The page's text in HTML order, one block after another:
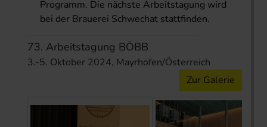
Programm. Die nächste Arbeitstagung wird
bei der Brauerei Schwechat stattfinden.
73. Arbeitstagung BÖBB
3.-5. Oktober 2024, Mayrhofen/Österreich
Zur Galerie